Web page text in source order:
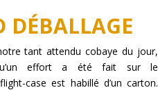
DÉBALLAGE
tant attendu cobaye du jour,
effort a été fait sur le
case est habillé d’un carton.